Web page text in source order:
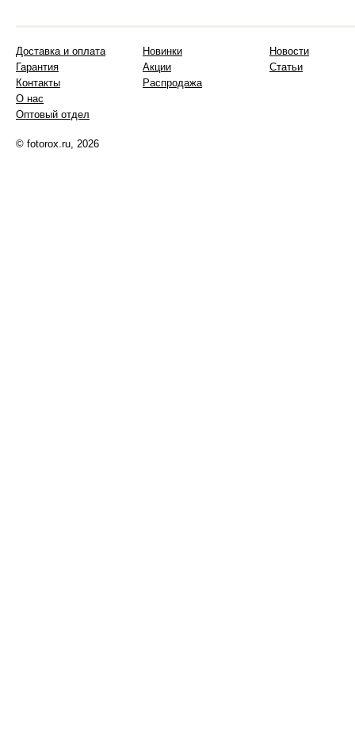
Доставка и оплата
Гарантия
Контакты
О нас
Оптовый отдел
Новинки
Акции
Распродажа
Новости
Статьи
© fotorox.ru, 2026